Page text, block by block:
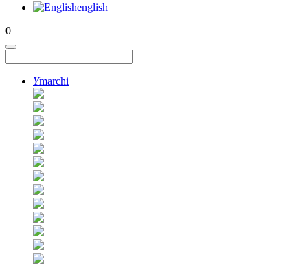
english
0
Ymarchi